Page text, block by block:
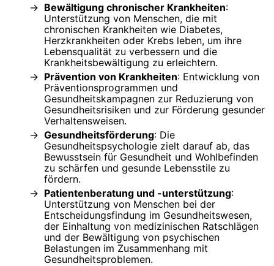
Bewältigung chronischer Krankheiten:
Unterstützung von Menschen, die mit
chronischen Krankheiten wie Diabetes,
Herzkrankheiten oder Krebs leben, um ihre
Lebensqualität zu verbessern und die
Krankheitsbewältigung zu erleichtern.
Prävention von Krankheiten: Entwicklung von
Präventionsprogrammen und
Gesundheitskampagnen zur Reduzierung von
Gesundheitsrisiken und zur Förderung gesunder
Verhaltensweisen.
Gesundheitsförderung: Die
Gesundheitspsychologie zielt darauf ab, das
Bewusstsein für Gesundheit und Wohlbefinden
zu schärfen und gesunde Lebensstile zu
fördern.
Patientenberatung und -unterstützung:
Unterstützung von Menschen bei der
Entscheidungsfindung im Gesundheitswesen,
der Einhaltung von medizinischen Ratschlägen
und der Bewältigung von psychischen
Belastungen im Zusammenhang mit
Gesundheitsproblemen.